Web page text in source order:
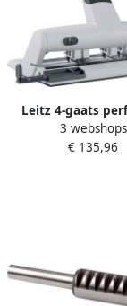
Leitz 4-gaats
Heavy Duty 5114
3 webshops
€ 135,96